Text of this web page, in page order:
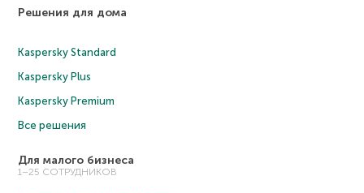
Решения для дома
Kaspersky Standard
Kaspersky Plus
Kaspersky Premium
Все решения
Для малого бизнеса
1–25 СОТРУДНИКОВ